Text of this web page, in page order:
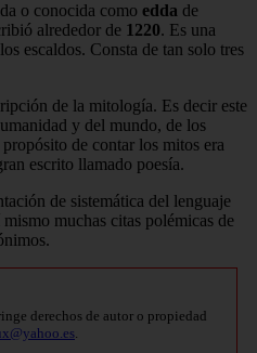
o conocida como edda de
alrededor de 1220. Es una
escaldos. Consta de tan solo tres
de la mitología. Es decir este
y del mundo, de los
de contar los mitos era
escrito llamado poesía.
de sistemática del lenguaje
muchas citas polémicas de
derechos de autor o propiedad
.